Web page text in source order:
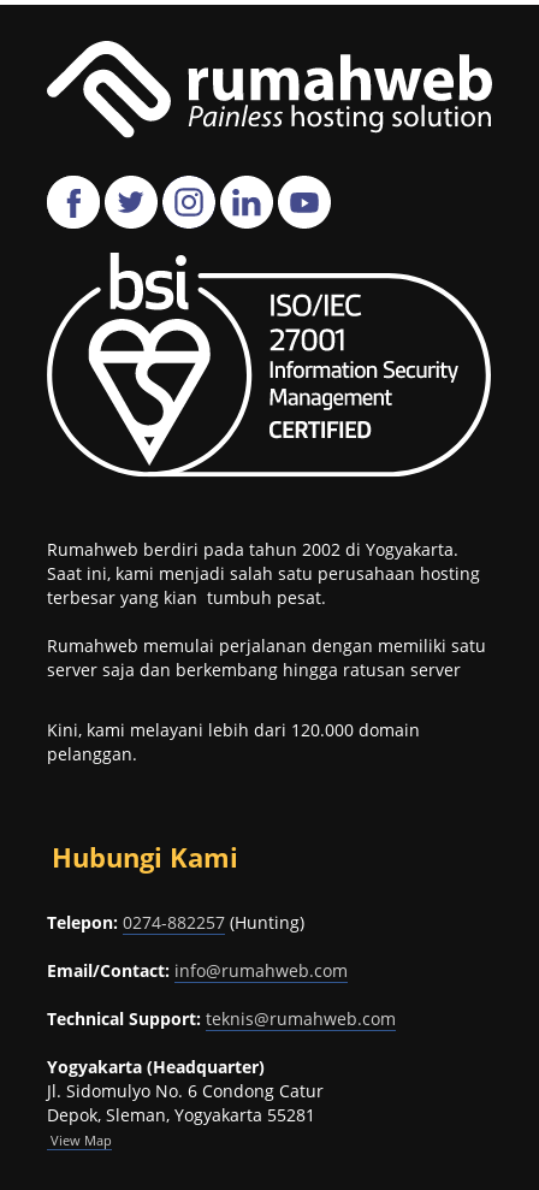
Rumahweb berdiri pada tahun 2002 di Yogyakarta.
Saat ini, kami menjadi salah satu perusahaan hosting
terbesar yang kian tumbuh pesat.
Rumahweb memulai perjalanan dengan memiliki satu
server saja dan berkembang hingga ratusan server
Kini, kami melayani lebih dari 120.000 domain
pelanggan.
Hubungi Kami
Telepon: 0274-882257 (Hunting)
Email/Contact: info@rumahweb.com
Technical Support: teknis@rumahweb.com
Yogyakarta (Headquarter)
Jl. Sidomulyo No. 6 Condong Catur
Depok, Sleman, Yogyakarta 55281
View Map